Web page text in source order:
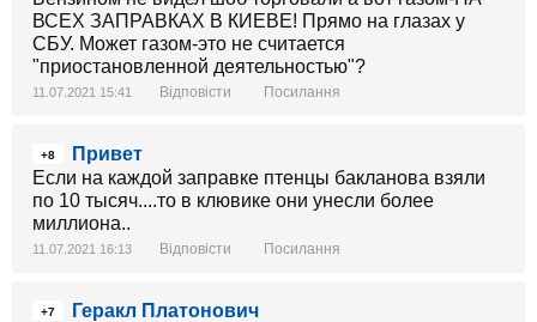
ВСЕХ ЗАПРАВКАХ В КИЕВЕ! Прямо на глазах у
СБУ. Может газом-это не считается
"приостановленной деятельностью"?
11.07.2021 15:41 Відповісти Посилання
+8
Привет
Если на каждой заправке птенцы бакланова взяли
по 10 тысяч....то в клювике они унесли более
миллиона..
11.07.2021 16:13 Відповісти Посилання
+7
Геракл Платонович